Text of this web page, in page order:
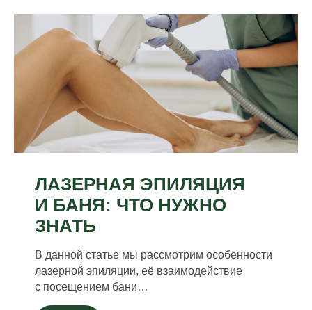
ЛАЗЕРНАЯ ЭПИЛЯЦИЯ
И БАНЯ: ЧТО НУЖНО
ЗНАТЬ
В данной статье мы рассмотрим особенности
лазерной эпиляции, её взаимодействие
с посещением бани…